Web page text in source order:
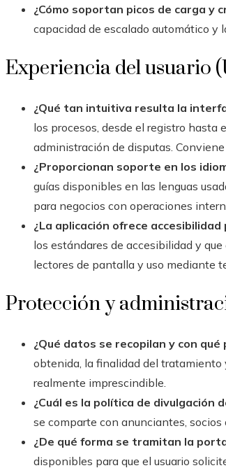
¿Cómo soportan picos de carga y
capacidad de escalado automático y
Experiencia del usuario
¿Qué tan intuitiva resulta la
los procesos, desde el registro hasta
administración de disputas.
¿Proporcionan soporte en los
guías disponibles en las lenguas
para negocios con operaciones
¿La aplicación ofrece
los estándares de accesibilidad y
lectores de pantalla y uso mediante
Protección y
¿Qué datos se recopilan y con qué
obtenida, la finalidad del tratamiento
realmente imprescindible.
¿Cuál es la política de divulgación
se comparte con anunciantes,
¿De qué forma se tramitan la
disponibles para que el usuario